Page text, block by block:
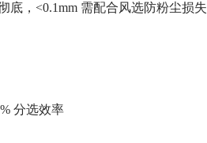
底，<0.1mm 需配合风选防粉尘损失
分选效率